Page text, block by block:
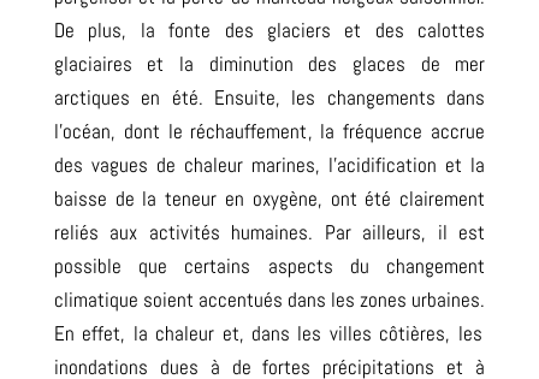
De plus, la fonte des glaciers et des calottes
glaciaires et la diminution des glaces de mer
arctiques en été. Ensuite, les changements dans
l’océan, dont le réchauffement, la fréquence accrue
des vagues de chaleur marines, l’acidification et la
baisse de la teneur en oxygène, ont été clairement
reliés aux activités humaines. Par ailleurs, il est
possible que certains aspects du changement
climatique soient accentués dans les zones urbaines.
En effet, la chaleur et, dans les villes côtières, les
inondations dues à de fortes précipitations et à